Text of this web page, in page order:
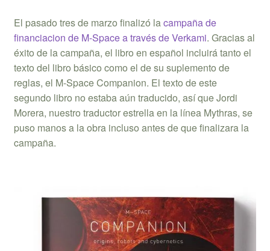
El pasado tres de marzo finalizó lacampaña de
financiacion de M-Space a través de Verkami. Gracias al
éxito de la campaña, el libro en español incluirá tanto el
texto del libro básico como el de su suplemento de
reglas, el M-Space Companion. El texto de este
segundo libro no estaba aún traducido, así que Jordi
Morera, nuestro traductor estrella en la línea Mythras, se
puso manos a la obra incluso antes de que finalizara la
campaña.